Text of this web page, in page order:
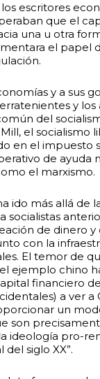
los escritores
que el
una u otra
el papel
y a sus
y los
del
el socialismo
en el impuesto
de ayuda
el marxismo.
ido más allá de
socialistas
de dinero
con la
El temor de
ejemplo chino
financiero
a ver a
un
son
ideología pro-
siglo XX”.